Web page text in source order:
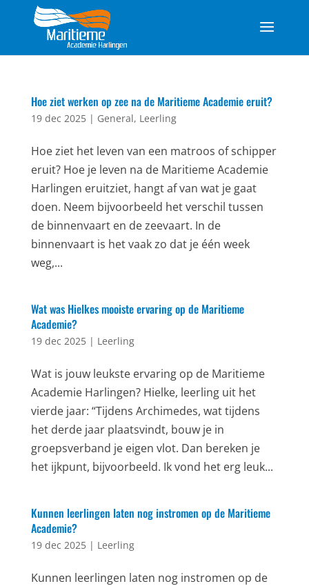
Hoe ziet werken op zee na de Maritieme Academie eruit?
19 dec 2025| General, Leerling
Hoe ziet het leven van een matroos of schipper
eruit? Hoe je leven na de Maritieme Academie
Harlingen eruitziet, hangt af van wat je gaat
doen. Neem bijvoorbeeld het verschil tussen
de binnenvaart en de zeevaart. In de
binnenvaart is het vaak zo dat je één week
weg,...
Wat was Hielkes mooiste ervaring op de Maritieme
Academie?
19 dec 2025| Leerling
Wat is jouw leukste ervaring op de Maritieme
Academie Harlingen? Hielke, leerling uit het
vierde jaar: “Tijdens Archimedes, wat tijdens
het derde jaar plaatsvindt, bouw je in
groepsverband je eigen vlot. Dan bereken je
het ijkpunt, bijvoorbeeld. Ik vond het erg leuk...
Kunnen leerlingen laten nog instromen op de Maritieme
Academie?
19 dec 2025| Leerling
Kunnen leerlingen laten nog instromen op de